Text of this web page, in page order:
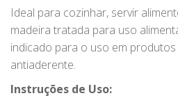
Ideal para cozinhar, servir
madeira tratada para uso
indicado para o uso em
antiaderente.
Instruções de Uso: